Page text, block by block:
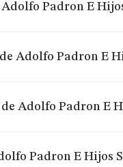
Padron E
Adolfo Padron E
Adolfo Padron E
Padron E Hijos